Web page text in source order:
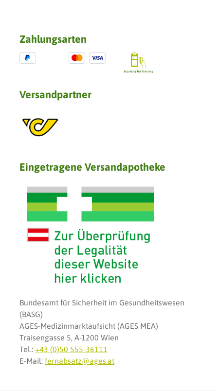
Zahlungsarten
Versandpartner
Eingetragene Versandapotheke
Bundesamt für Sicherheit im Gesundheitswesen
(BASG)
AGES-Medizinmarktaufsicht (AGES MEA)
Traisengasse 5, A-1200 Wien
Tel.: +43 (0)50 555-36111
E-Mail: fernabsatz@ages.at